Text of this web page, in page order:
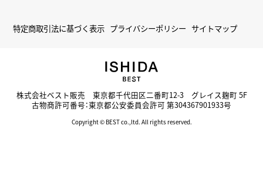
特定商取引法に基づく表示 プライバシーポリシー サイトマップ
株式会社ベスト販売 東京都千代田区二番町12-3 グレイス麹町 5F
古物商許可番号：東京都公安委員会許可 第304367901933号
Copyright © BEST co.,ltd. All rights reserved.